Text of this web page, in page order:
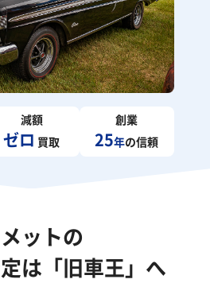
減額
ゼロ 買取
創業
25年の信頼
ットの
は「旧車王」へ